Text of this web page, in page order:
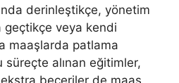
derinleştikçe, yönetim
geçtikçe veya kendi
maaşlarda patlama
süreçte alınan eğitimler,
beceriler de maaş